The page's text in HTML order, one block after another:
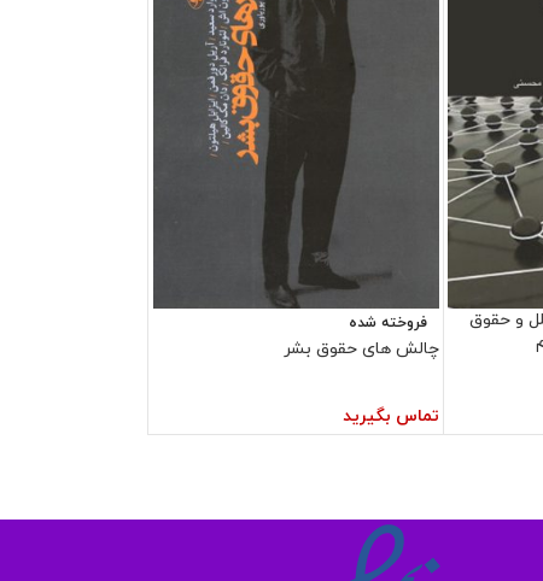
و حقوق
فروخته شده
چالش های حقوق بشر
تماس بگیرید